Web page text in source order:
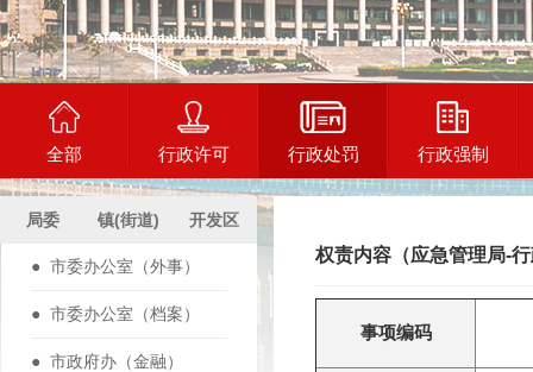
全部 行政许可 行政处罚 行政强制
局委 镇(街道) 开发区
● 市委办公室（外事）
● 市委办公室（档案）
● 市政府办（金融）
权责内容（应急管理局-
事项编码